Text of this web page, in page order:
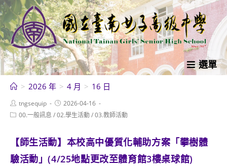
跳
轉
至
主
要
內
選單
> 2026 年 > 4 月 > 16 日
Post
author:
tngsequip
Post
published:
2026-04-16
Post00.一般訊息 /02.學生活動/03.教師活動
【師生活動】本校高中優質化輔助方案「攀樹體
驗活動」(4/25地點更改至體育館3樓桌球館)